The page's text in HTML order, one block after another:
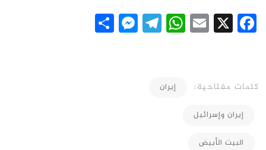
Facebook
X
Email
WhatsApp
Telegram
Messenger
كلمات مفتاحية: إيران
إيران وإسرائيل
البيت الأبيض